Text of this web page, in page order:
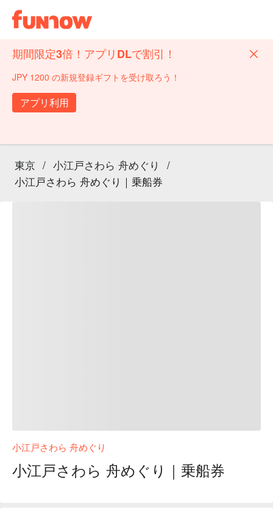
期間限定3倍！アプリDLで割引！
JPY 1200 の新規登録ギフトを受け取ろう！
アプリ利用
東京 / 小江戸さわら 舟めぐり
/
小江戸さわら 舟めぐり｜乗船券
小江戸さわら 舟めぐり
小江戸さわら 舟めぐり｜乗船券